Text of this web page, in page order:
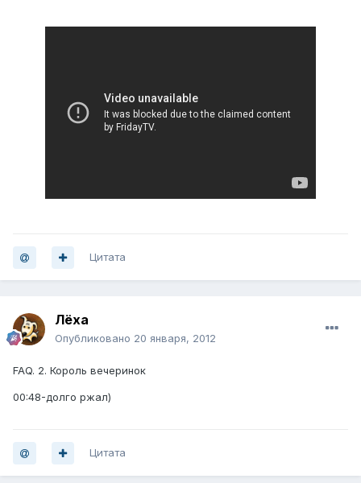
Цитата
Лёха
Опубликовано 20 января, 2012
FAQ. 2. Король вечеринок
00:48-долго ржал)
Цитата